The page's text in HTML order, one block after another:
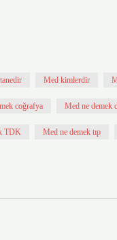
Med kimlerdir
coğrafya Med ne demek
TDK Med ne demek tıp